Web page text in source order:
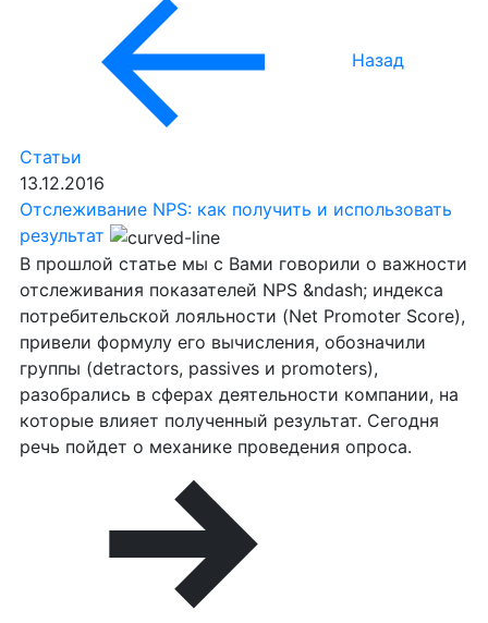
Назад
Статьи
13.12.2016
Отслеживание NPS: как получить и использовать
результат
В прошлой статье мы с Вами говорили о важности
отслеживания показателей NPS &ndash; индекса
потребительской лояльности (Net Promoter Score),
привели формулу его вычисления, обозначили
группы (detractors, passives и promoters),
разобрались в сферах деятельности компании, на
которые влияет полученный результат. Сегодня
речь пойдет о механике проведения опроса.